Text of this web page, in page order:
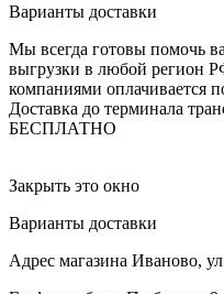
Варианты доставки
Мы всегда готовы помочь
выгрузки в любой регион
компаниями оплачивается
Доставка до терминала
БЕСПЛАТНО
Закрыть это окно
Варианты доставки
Адрес магазина Иваново,